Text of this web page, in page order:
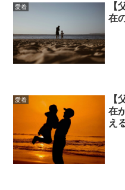
愛着
【
在
愛着
【
在
え